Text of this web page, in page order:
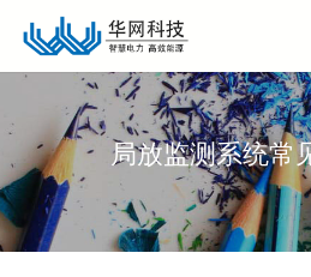
局放监测系统常